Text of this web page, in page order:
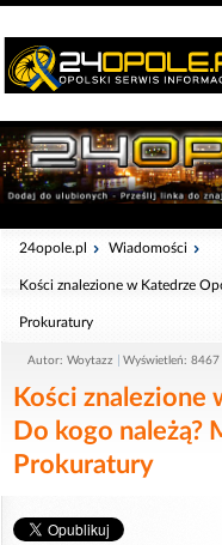
24opole.pl Wiadomości
Kości znalezione w Katedrze
Prokuratury
Autor: Woytazz Wyświetleń: 8467
Kości znalezione
Do kogo należą?
Prokuratury